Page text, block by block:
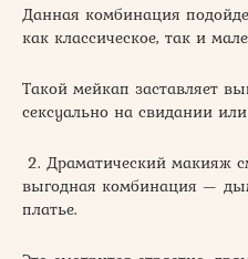
Данная комбинация
как классическое, так и
Такой мейкап заставляет
сексуально на свидании
2. Драматический макияж
выгодная комбинация —
платье.